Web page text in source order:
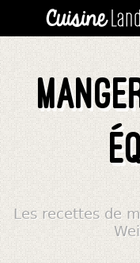
Les recettes de